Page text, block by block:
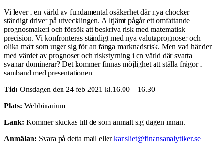
Vi lever i en värld av fundamental osäkerhet där nya chocker
ständigt driver på utvecklingen. Alltjämt pågår ett omfattande
prognosmakeri och försök att beskriva risk med matematisk
precision. Vi konfronteras ständigt med nya valutaprognoser och
olika mått som utger sig för att fånga marknadsrisk. Men vad händer
med värdet av prognoser och riskstyrning i en värld där svarta
svanar dominerar? Det kommer finnas möjlighet att ställa frågor i
samband med presentationen.
Tid: Onsdagen den 24 feb 2021 kl.16.00 – 16.30
Plats: Webbinarium
Länk: Kommer skickas till de som anmält sig dagen innan.
Anmälan: Svara på detta mail ellerkansliet@finansanalytiker.se